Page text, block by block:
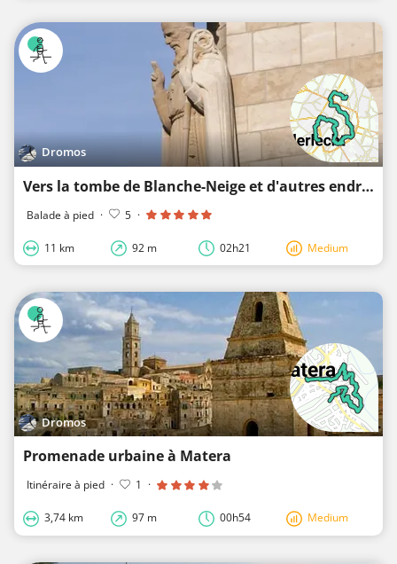
Dromos
Vers la tombe de Blanche-Neige et d'autres endroits intéressants pour les enfants
Balade à pied · 5 ·
11 km 92 m 02h21 Medium
Dromos
Promenade urbaine à Matera
Itinéraire à pied · 1 ·
3,74 km 97 m 00h54 Medium